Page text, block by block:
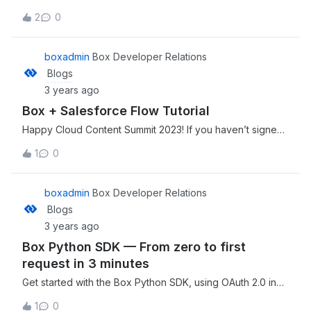
downloading-zip-archives
2 0
boxadmin Box Developer Relations
Blogs
3 years ago
Box + Salesforce Flow Tutorial
Happy Cloud Content Summit 2023! If you haven’t signed
are three developer focused sessions on using Box
Platform and a wealth of other cool demos and
announcements you won’t want to miss. This is a
companion discussion topic for the original entry at
https://medium.com/box-developer-blog/box-salesforce-
flow-tutorial-dbb782ac82a6?source=rss----
a995c24848a3---4
1 0
boxadmin Box Developer Relations
Blogs
3 years ago
Box Python SDK — From zero to first
request in 3 minutes
Get started with the Box Python SDK, using OAuth 2.0 in
1 0